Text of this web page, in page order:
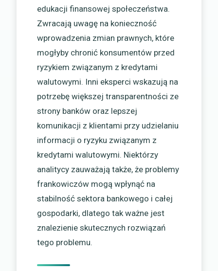
edukacji finansowej społeczeństwa.
Zwracają uwagę na konieczność
wprowadzenia zmian prawnych, które
mogłyby chronić konsumentów przed
ryzykiem związanym z kredytami
walutowymi. Inni eksperci wskazują na
potrzebę większej transparentności ze
strony banków oraz lepszej
komunikacji z klientami przy udzielaniu
informacji o ryzyku związanym z
kredytami walutowymi. Niektórzy
analitycy zauważają także, że problemy
frankowiczów mogą wpłynąć na
stabilność sektora bankowego i całej
gospodarki, dlatego tak ważne jest
znalezienie skutecznych rozwiązań
tego problemu.